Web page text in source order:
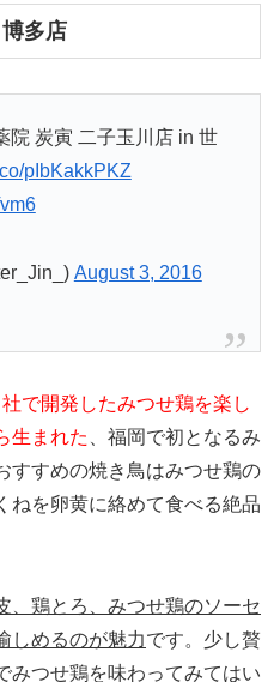
多店
院 炭寅 二子玉川店 in 世
pIbKakkPKZ
August 3, 2016
社で開発したみつせ鶏を楽し
生まれた
、福岡で初となるみ
すすめの焼き鳥はみつせ鶏の
ねを卵黄に絡めて食べる絶品
、鶏とろ、みつせ鶏のソーセ
しめるのが魅力です。少し贅
みつせ鶏を味わってみてはい